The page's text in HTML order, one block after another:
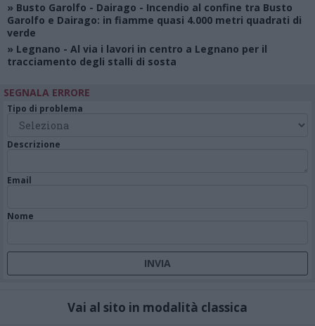
» Busto Garolfo - Dairago - Incendio al confine tra Busto
Garolfo e Dairago: in fiamme quasi 4.000 metri quadrati di
verde
» Legnano - Al via i lavori in centro a Legnano per il
tracciamento degli stalli di sosta
SEGNALA ERRORE
Tipo di problema
Descrizione
Email
Nome
Vai al sito in modalità classica